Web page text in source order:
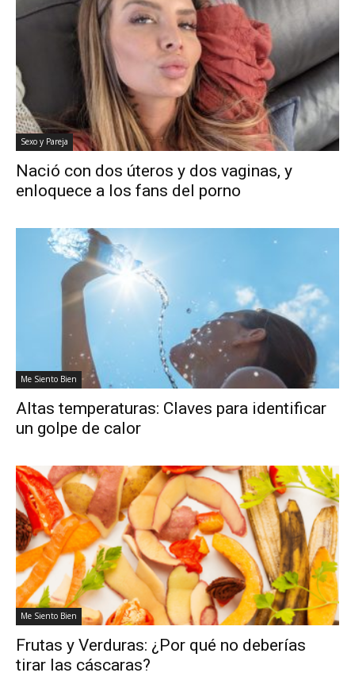
Sexo y Pareja
Nació con dos úteros y dos vaginas, y
enloquece a los fans del porno
Me Siento Bien
Altas temperaturas: Claves para identificar
un golpe de calor
Me Siento Bien
Frutas y Verduras: ¿Por qué no deberías
tirar las cáscaras?